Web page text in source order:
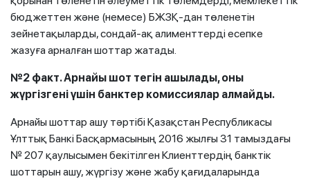
бюджеттен және (немесе) БЖЗҚ-дан төленетін
зейнетақыларды, сондай-ақ алименттерді есепке
жазуға арналған шоттар жатады.
№2 факт. Арнайы шот тегін ашылады, оны
жүргізгені үшін банктер комиссиялар алмайды.
Арнайы шоттар ашу тәртібі Қазақстан Республикасы
Ұлттық Банкі Басқармасының 2016 жылғы 31 тамыздағы
№ 207 қаулысымен бекітілген Клиенттердің банктік
шоттарын ашу, жүргізу және жабу қағидаларында